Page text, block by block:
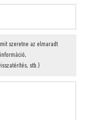
szeretne az elmaradt
stb.)